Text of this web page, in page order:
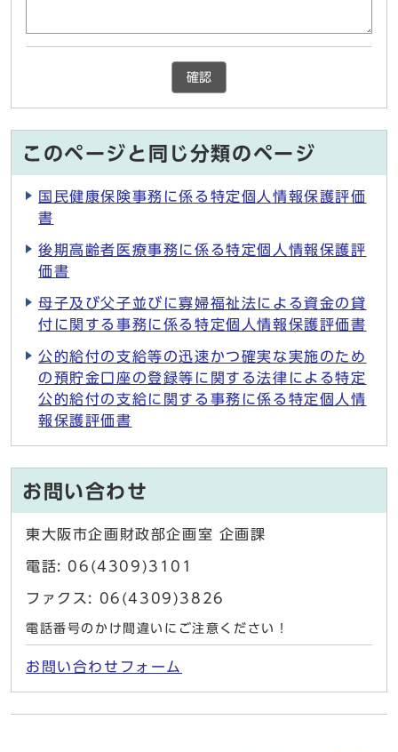
確認
このページと同じ分類のページ
国民健康保険事務に係る特定個人情報保護評価
書
後期高齢者医療事務に係る特定個人情報保護評
価書
母子及び父子並びに寡婦福祉法による資金の貸
付に関する事務に係る特定個人情報保護評価書
公的給付の支給等の迅速かつ確実な実施のため
の預貯金口座の登録等に関する法律による特定
公的給付の支給に関する事務に係る特定個人情
報保護評価書
お問い合わせ
東大阪市企画財政部企画室 企画課
電話: 06(4309)3101
ファクス: 06(4309)3826
電話番号のかけ間違いにご注意ください！
お問い合わせフォーム